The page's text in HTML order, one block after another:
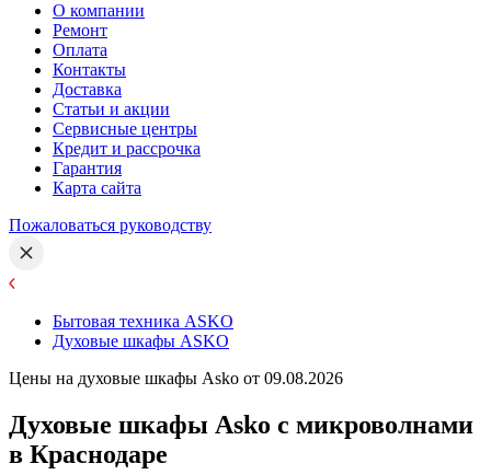
О компании
Ремонт
Оплата
Контакты
Доставка
Статьи и акции
Сервисные центры
Кредит и рассрочка
Гарантия
Карта сайта
Пожаловаться руководству
Бытовая техника ASKO
Духовые шкафы ASKO
Цены на духовые шкафы Asko от 09.08.2026
Духовые шкафы Asko с микроволнами
в Краснодаре